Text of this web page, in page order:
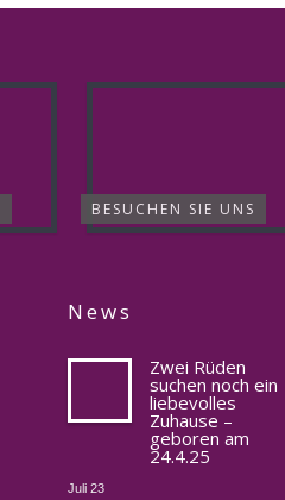
BESUCHEN SIE UNS
News
Zwei Rüden
suchen noch ein
liebevolles
Zuhause –
geboren am
24.4.25
Juli 23